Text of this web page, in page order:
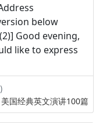
below
Good evening,
like to express
美国经典英文演讲100篇